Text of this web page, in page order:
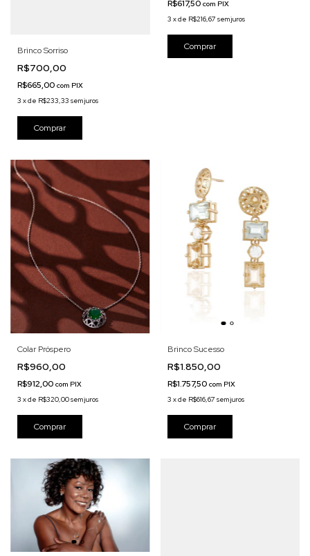
Brinco Sorriso
R$700,00
R$665,00 com PIX
3 xde R$233,33 sem juros
R$617,50 com PIX
3 xde R$216,67 sem juros
Colar Próspero
R$960,00
R$912,00 com PIX
3 xde R$320,00sem juros
Brinco Sucesso
R$1.850,00
R$1.757,50 com PIX
3 xde R$616,67 sem juros